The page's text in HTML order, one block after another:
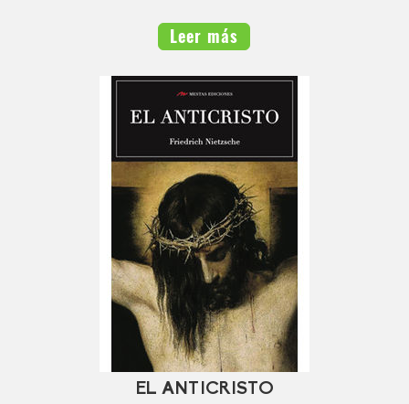
Leer más
EL ANTICRISTO